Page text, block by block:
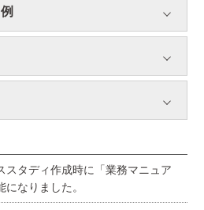
スタディ作成時に「業務マニュア
になりました。